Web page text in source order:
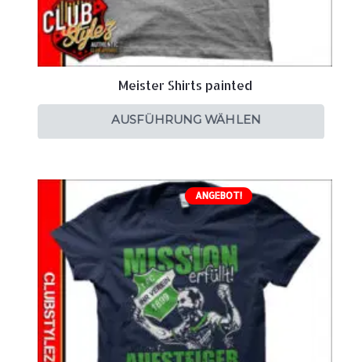
Meister Shirts painted
AUSFÜHRUNG WÄHLEN
ANGEBOT!